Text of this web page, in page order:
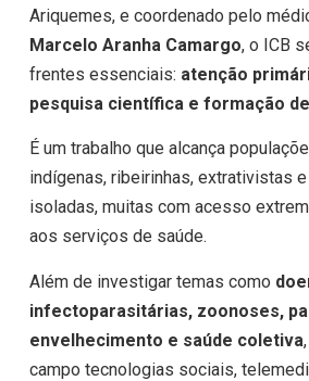
Ariquemes, e coordenado pelo
Marcelo Aranha Camargo, o ICB
frentes essenciais: atenção
pesquisa científica e formação
É um trabalho que alcança
indígenas, ribeirinhas, extrativistas
isoladas, muitas com acesso
aos serviços de saúde.
Além de investigar temas como
infectoparasitárias, zoonoses,
envelhecimento e saúde coletiva
campo tecnologias sociais,